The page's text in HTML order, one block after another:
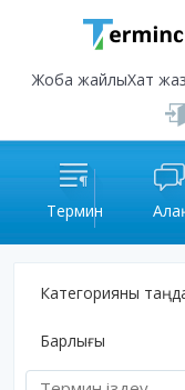
Жоба жайлыХат
Термин
Категорияны
Барлығы